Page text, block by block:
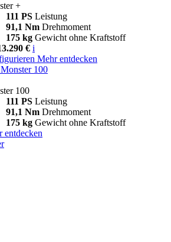
+
111 PS Leistung
91,1 Nm Drehmoment
175 kg Gewicht ohne Kraftstoff
€ i
Mehr entdecken
Monster 100
100
111 PS Leistung
91,1 Nm Drehmoment
175 kg Gewicht ohne Kraftstoff
entdecken